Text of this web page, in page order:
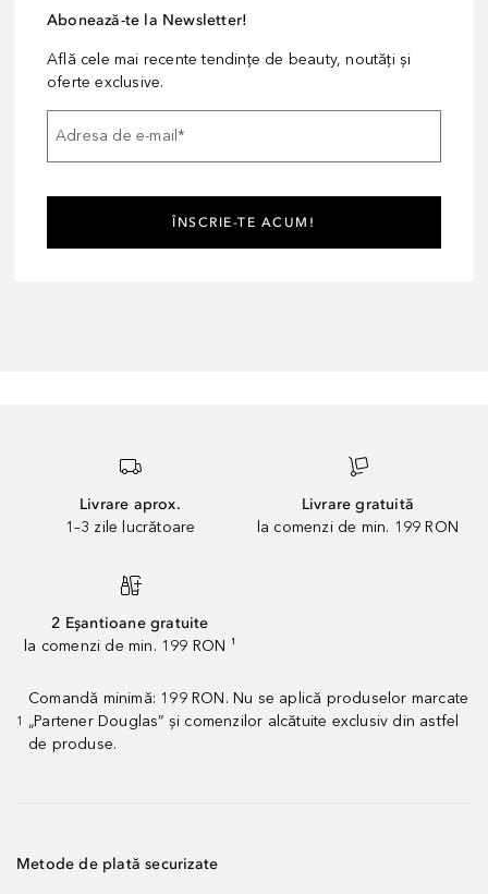
Abonează-te la Newsletter!
Află cele mai recente tendințe de beauty, noutăți și
oferte exclusive.
Adresa de e-mail*
ÎNSCRIE-TE ACUM!
Livrare aprox.
1–3 zile lucrătoare
Livrare gratuită
la comenzi de min. 199 RON
2 Eșantioane gratuite
la comenzi de min. 199 RON ¹
1
Comandă minimă: 199 RON. Nu se aplică produselor marcate
„Partener Douglas” și comenzilor alcătuite exclusiv din astfel
de produse.
Metode de plată securizate